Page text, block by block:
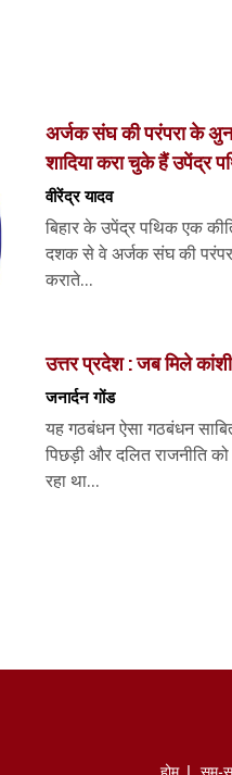
अर्जक संघ की परंपरा के
शादिया करा चुके हैं उपेंद्र
वीरेंद्र यादव
बिहार के उपेंद्र पथिक एक
दशक से वे अर्जक संघ की
कराते...
उत्तर प्रदेश : जब मिले
जनार्दन गोंड
यह गठबंधन ऐसा गठबंधन
पिछड़ी और दलित राजनीति
रहा था...